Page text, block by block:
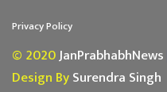
Privacy Policy
© 2020JanPrabhabhNews
Design BySurendra Singh